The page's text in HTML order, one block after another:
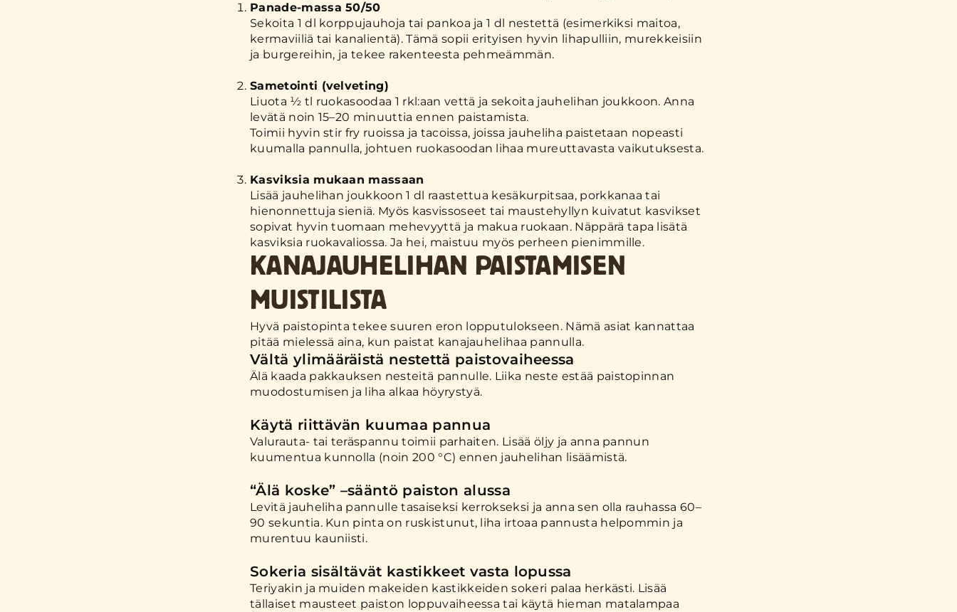
Panade-massa 50/50
Sekoita 1 dl korppujauhoja tai pankoa ja 1 dl nestettä (esimerkiksi maitoa,
kermaviiliä tai kanalientä). Tämä sopii erityisen hyvin lihapulliin, murekkeisiin
ja burgereihin, ja tekee rakenteesta pehmeämmän.
Sametointi (velveting)
Liuota ½ tl ruokasoodaa 1 rkl:aan vettä ja sekoita jauhelihan joukkoon. Anna
levätä noin 15–20 minuuttia ennen paistamista.
Toimii hyvin stir fry ruoissa ja tacoissa, joissa jauheliha paistetaan nopeasti
kuumalla pannulla, johtuen ruokasoodan lihaa mureuttavasta vaikutuksesta.
Kasviksia mukaan massaan
Lisää jauhelihan joukkoon 1 dl raastettua kesäkurpitsaa, porkkanaa tai
hienonnettuja sieniä. Myös kasvissoseet tai maustehyllyn kuivatut kasvikset
sopivat hyvin tuomaan mehevyyttä ja makua ruokaan. Näppärä tapa lisätä
kasviksia ruokavaliossa. Ja hei, maistuu myös perheen pienimmille.
KANAJAUHELIHAN PAISTAMISEN
MUISTILISTA
Hyvä paistopinta tekee suuren eron lopputulokseen. Nämä asiat kannattaa
pitää mielessä aina, kun paistat kanajauhelihaa pannulla.
Vältä ylimääräistä nestettä paistovaiheessa
Älä kaada pakkauksen nesteitä pannulle. Liika neste estää paistopinnan
muodostumisen ja liha alkaa höyrystyä.
Käytä riittävän kuumaa pannua
Valurauta- tai teräspannu toimii parhaiten. Lisää öljy ja anna pannun
kuumentua kunnolla (noin 200 °C) ennen jauhelihan lisäämistä.
“Älä koske” –sääntö paiston alussa
Levitä jauheliha pannulle tasaiseksi kerrokseksi ja anna sen olla rauhassa 60–
90 sekuntia. Kun pinta on ruskistunut, liha irtoaa pannusta helpommin ja
murentuu kauniisti.
Sokeria sisältävät kastikkeet vasta lopussa
Teriyakin ja muiden makeiden kastikkeiden sokeri palaa herkästi. Lisää
tällaiset mausteet paiston loppuvaiheessa tai käytä hieman matalampaa